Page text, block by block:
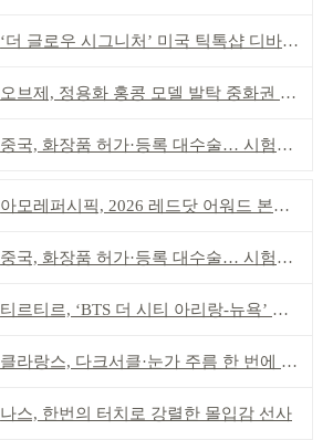
‘더 글로우 시그니처’ 미국 틱톡샵 디바이스 부문 1위
오브제, 정용화 홍콩 모델 발탁 중화권 공략 강화
중국, 화장품 허가·등록 대수술… 시험자료 공용 허용
아모레퍼시픽, 2026 레드닷 어워드 본상 2개 수상
중국, 화장품 허가·등록 대수술… 시험자료 공용 허용
티르티르, ‘BTS 더 시티 아리랑-뉴욕’ 참여
클라랑스, 다크서클·눈가 주름 한 번에 더블 케어
나스, 한번의 터치로 강렬한 몰입감 선사